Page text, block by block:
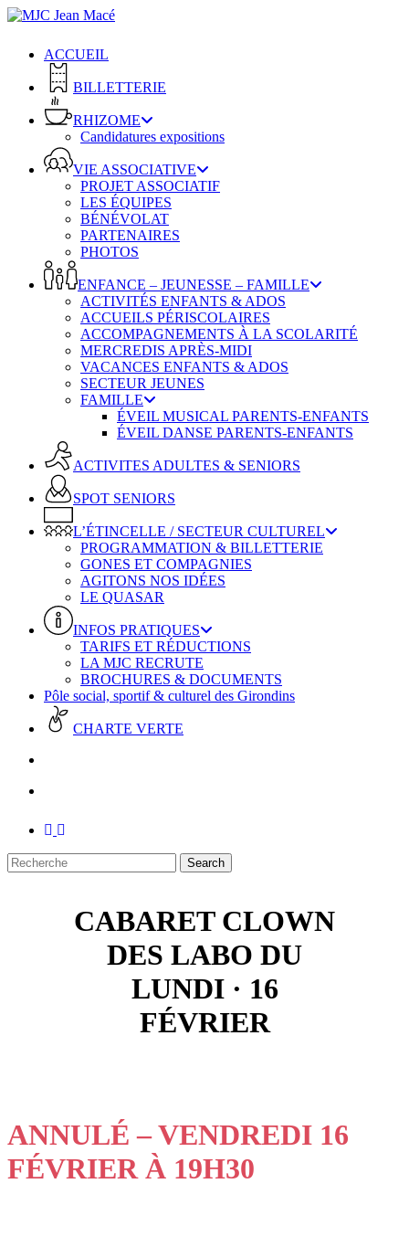
Skip
content
ACCUEIL
BILLETTERIE
RHIZOME
Candidatures expositions
VIE ASSOCIATIVE
PROJET ASSOCIATIF
LES ÉQUIPES
BÉNÉVOLAT
PARTENAIRES
PHOTOS
ENFANCE – JEUNESSE – FAMILLE
ACTIVITÉS ENFANTS & ADOS
ACCUEILS PÉRISCOLAIRES
ACCOMPAGNEMENTS À LA SCOLARITÉ
MERCREDIS APRÈS-MIDI
VACANCES ENFANTS & ADOS
SECTEUR JEUNES
FAMILLE
ÉVEIL MUSICAL PARENTS-ENFANTS
ÉVEIL DANSE PARENTS-ENFANTS
ACTIVITES ADULTES & SENIORS
SPOT SENIORS
L’ÉTINCELLE / SECTEUR CULTUREL
PROGRAMMATION & BILLETTERIE
GONES ET COMPAGNIES
AGITONS NOS IDÉES
LE QUASAR
INFOS PRATIQUES
TARIFS ET RÉDUCTIONS
LA MJC RECRUTE
BROCHURES & DOCUMENTS
Pôle social, sportif & culturel des Girondins
CHARTE VERTE
facebook
instagram
Search
CABARET CLOWN
DES LABO DU
LUNDI · 16
FÉVRIER
ANNULÉ – VENDREDI 16
FÉVRIERÀ 19H30